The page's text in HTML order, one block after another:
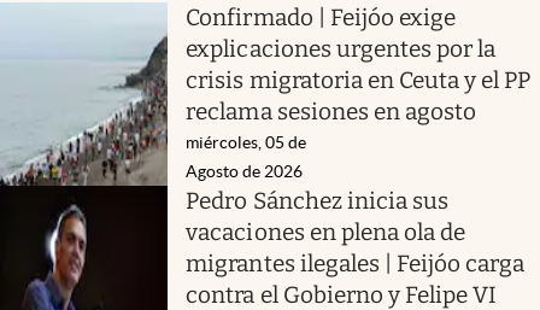
Confirmado | Feijóo exige
explicaciones urgentes por la
crisis migratoria en Ceuta y el PP
reclama sesiones en agosto
miércoles, 05 de
Agosto de 2026
Pedro Sánchez inicia sus
vacaciones en plena ola de
migrantes ilegales | Feijóo carga
contra el Gobierno y Felipe VI